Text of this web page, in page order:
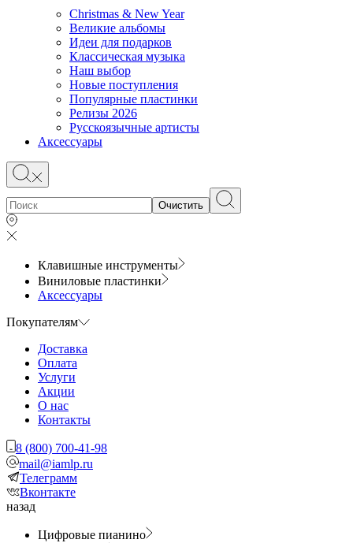
Christmas & New Year
Великие альбомы
Идеи для подарков
Классическая музыка
Наш выбор
Новые поступления
Популярные пластинки
Релизы 2026
Русскоязычные артисты
Аксессуары
Очистить
Клавишные инструменты
Виниловые пластинки
Аксессуары
Покупателям
Доставка
Оплата
Услуги
Акции
О нас
Контакты
8 (800) 700-41-98
mail@iamlp.ru
Телеграмм
Вконтакте
назад
Цифровые пианино